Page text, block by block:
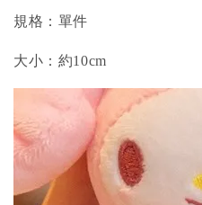
規格：單件
大小：約10cm